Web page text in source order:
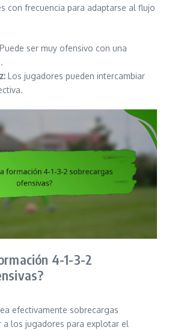
con frecuencia para adaptarse al flujo
Puede ser muy ofensivo con una
Los jugadores pueden intercambiar
4-1-3-2
efectivamente sobrecargas
a los jugadores para explotar el